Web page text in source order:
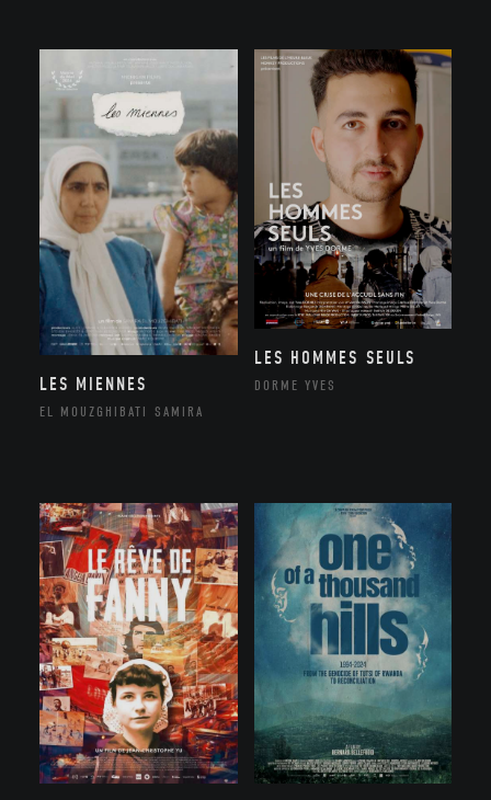
LES MIENNES
EL MOUZGHIBATI SAMIRA
LES HOMMES SEULS
DORME YVES